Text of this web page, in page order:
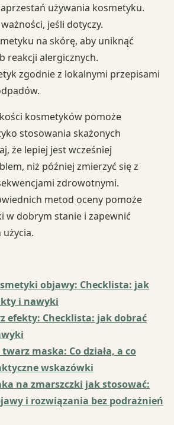
używania kosmetyku.
jeśli dotyczy.
na skórę, aby uniknąć
reakcji alergicznych.
zgodnie z lokalnymi przepisami
kosmetyków pomoże
stosowania skażonych
że lepiej jest wcześniej
niż później zmierzyć się z
zdrowotnymi.
metod oceny pomoże
w dobrym stanie i zapewnić
objawy: Checklista: jak
i nawyki
efekty: Checklista: jak dobrać
maska: Co działa, a co
wskazówki
na zmarszczki jak stosować:
i rozwiązania bez podrażnień